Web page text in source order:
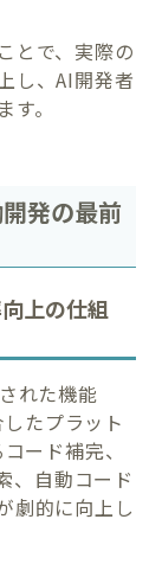
とで、実際の
し、AI開発者
。
発の最前
上の仕組
れた機能
たプラット
ード補完、
、自動コード
劇的に向上し